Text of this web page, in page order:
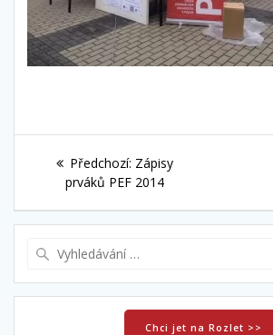
Navigace
příspěvek
Předchozí: Předchozí
příspěvek:
Zápisy
prváků PEF 2014
Chci jet na Rozlet >>